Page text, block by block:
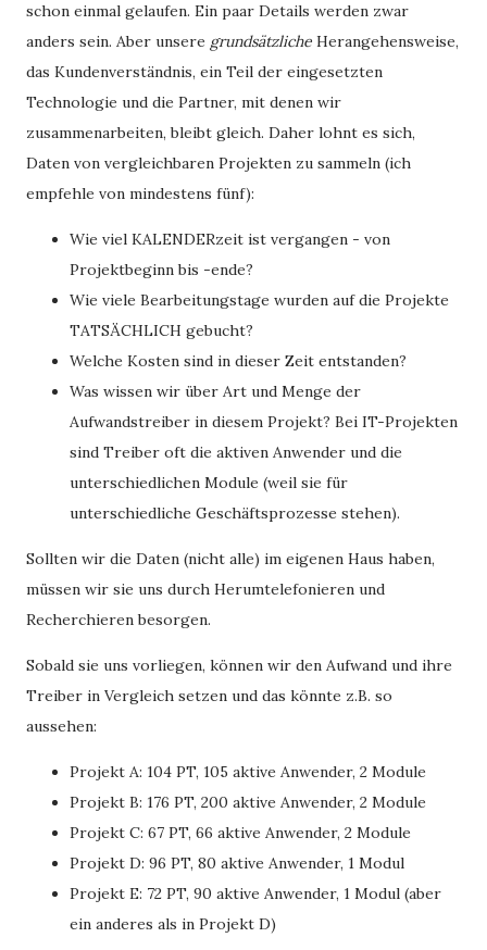
schon einmal gelaufen. Ein paar Details werden zwar
anders sein. Aber unsere grundsätzliche Herangehensweise,
das Kundenverständnis, ein Teil der eingesetzten
Technologie und die Partner, mit denen wir
zusammenarbeiten, bleibt gleich. Daher lohnt es sich,
Daten von vergleichbaren Projekten zu sammeln (ich
empfehle von mindestens fünf):
Wie viel KALENDERzeit ist vergangen - von
Projektbeginn bis -ende?
Wie viele Bearbeitungstage wurden auf die Projekte
TATSÄCHLICH gebucht?
Welche Kosten sind in dieser Zeit entstanden?
Was wissen wir über Art und Menge der
Aufwandstreiber in diesem Projekt? Bei IT-Projekten
sind Treiber oft die aktiven Anwender und die
unterschiedlichen Module (weil sie für
unterschiedliche Geschäftsprozesse stehen).
Sollten wir die Daten (nicht alle) im eigenen Haus haben,
müssen wir sie uns durch Herumtelefonieren und
Recherchieren besorgen.
Sobald sie uns vorliegen, können wir den Aufwand und ihre
Treiber in Vergleich setzen und das könnte z.B. so
aussehen:
Projekt A: 104 PT, 105 aktive Anwender, 2 Module
Projekt B: 176 PT, 200 aktive Anwender, 2 Module
Projekt C: 67 PT, 66 aktive Anwender, 2 Module
Projekt D: 96 PT, 80 aktive Anwender, 1 Modul
Projekt E: 72 PT, 90 aktive Anwender, 1 Modul (aber
ein anderes als in Projekt D)